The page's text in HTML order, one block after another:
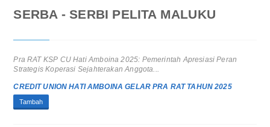
SERBA - SERBI PELITA MALUKU
Pra RAT KSP CU Hati Amboina 2025: Pemerintah Apresiasi Peran
Strategis Koperasi Sejahterakan Anggota...
CREDIT UNION HATI AMBOINA GELAR PRA RAT TAHUN 2025
Tambah